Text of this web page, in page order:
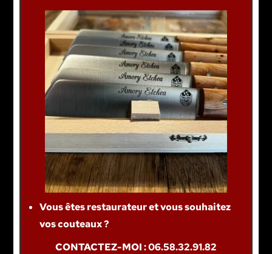
Vous êtes restaurateur et vous souhaitez
vos couteaux ?
CONTACTEZ-MOI : 06.58.32.91.82